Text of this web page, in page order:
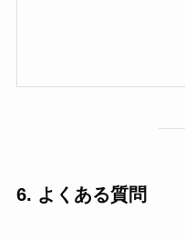
6. よくある質問